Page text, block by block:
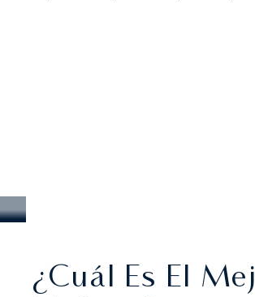
¿Cuál Es El